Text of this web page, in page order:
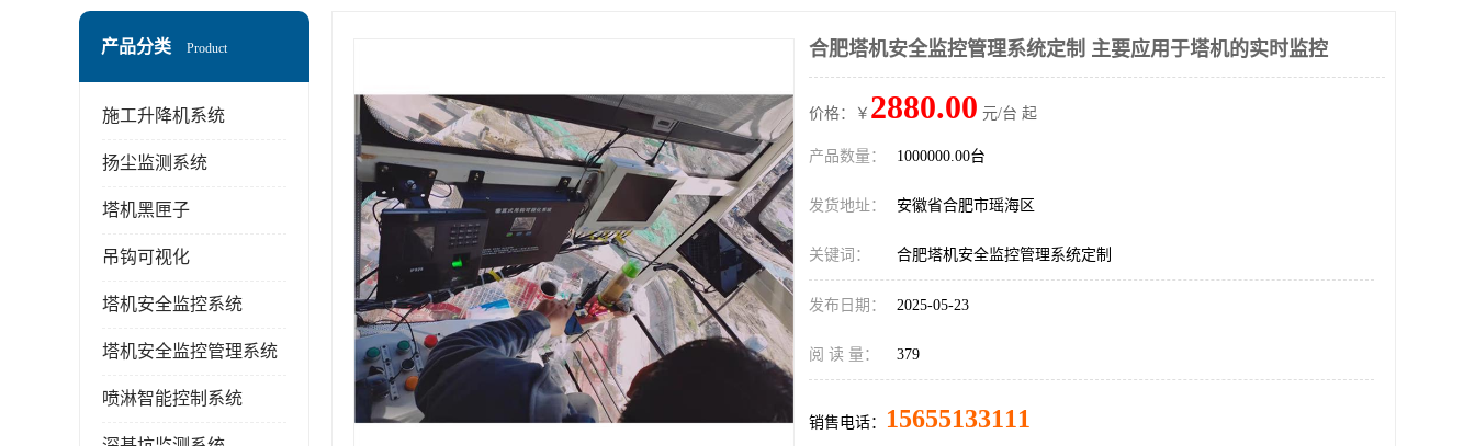
产品分类 Product
施工升降机系统
扬尘监测系统
塔机黑匣子
吊钩可视化
塔机安全监控系统
塔机安全监控管理系统
喷淋智能控制系统
合肥塔机安全监控管理系统定制 主要应用于塔机的实时监控
价格：￥ 2880.00 元/台 起
产品数量： 1000000.00台
发货地址： 安徽省合肥市瑶海区
关键词： 合肥塔机安全监控管理系统定制
发布日期： 2025-05-23
阅 读 量： 379
销售电话： 15655133111